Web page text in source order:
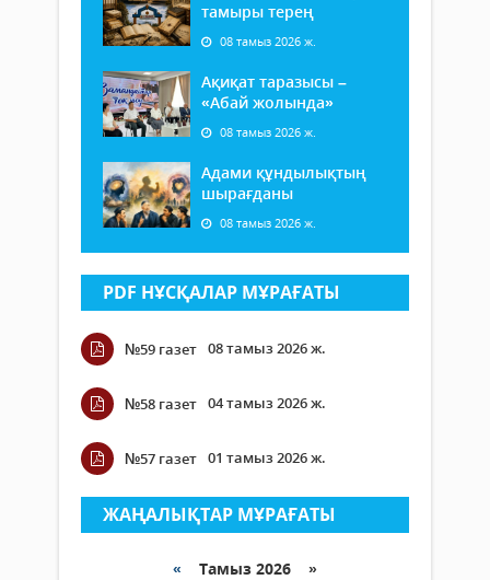
тамыры терең
08 тамыз 2026 ж.
Ақиқат таразысы –
«Абай жолында»
08 тамыз 2026 ж.
Адами құндылықтың
шырағданы
08 тамыз 2026 ж.
PDF НҰСҚАЛАР МҰРАҒАТЫ
№59 газет 08 тамыз 2026 ж.
№58 газет 04 тамыз 2026 ж.
№57 газет 01 тамыз 2026 ж.
ЖАҢАЛЫҚТАР МҰРАҒАТЫ
« Тамыз 2026 »